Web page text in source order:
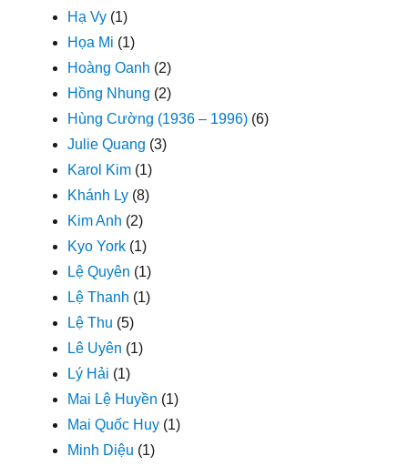
Hạ Vy (1)
Họa Mi (1)
Hoàng Oanh (2)
Hồng Nhung (2)
Hùng Cường (1936 – 1996) (6)
Julie Quang (3)
Karol Kim (1)
Khánh Ly (8)
Kim Anh (2)
Kyo York (1)
Lệ Quyên (1)
Lệ Thanh (1)
Lệ Thu (5)
Lê Uyên (1)
Lý Hải (1)
Mai Lệ Huyền (1)
Mai Quốc Huy (1)
Minh Diệu (1)